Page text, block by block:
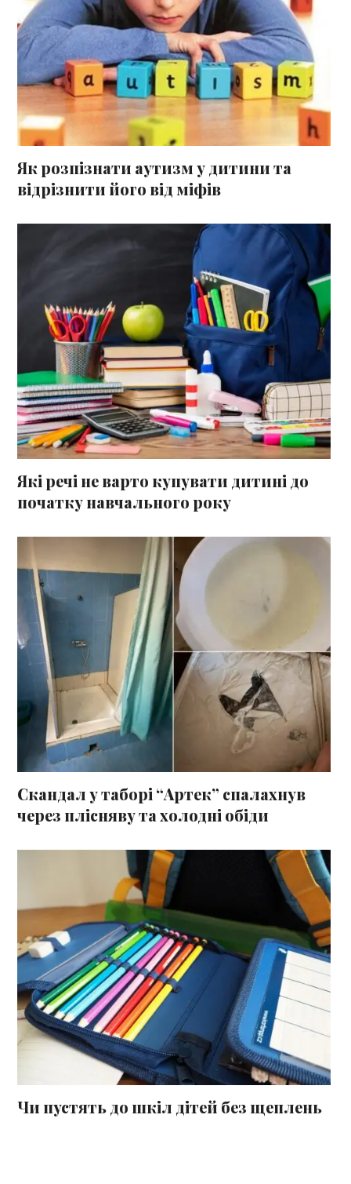
Як розпізнати аутизм у дитини та
відрізнити його від міфів
Які речі не варто купувати дитині до
початку навчального року
Скандал у таборі “Артек” спалахнув
через плісняву та холодні обіди
Чи пустять до шкіл дітей без щеплень